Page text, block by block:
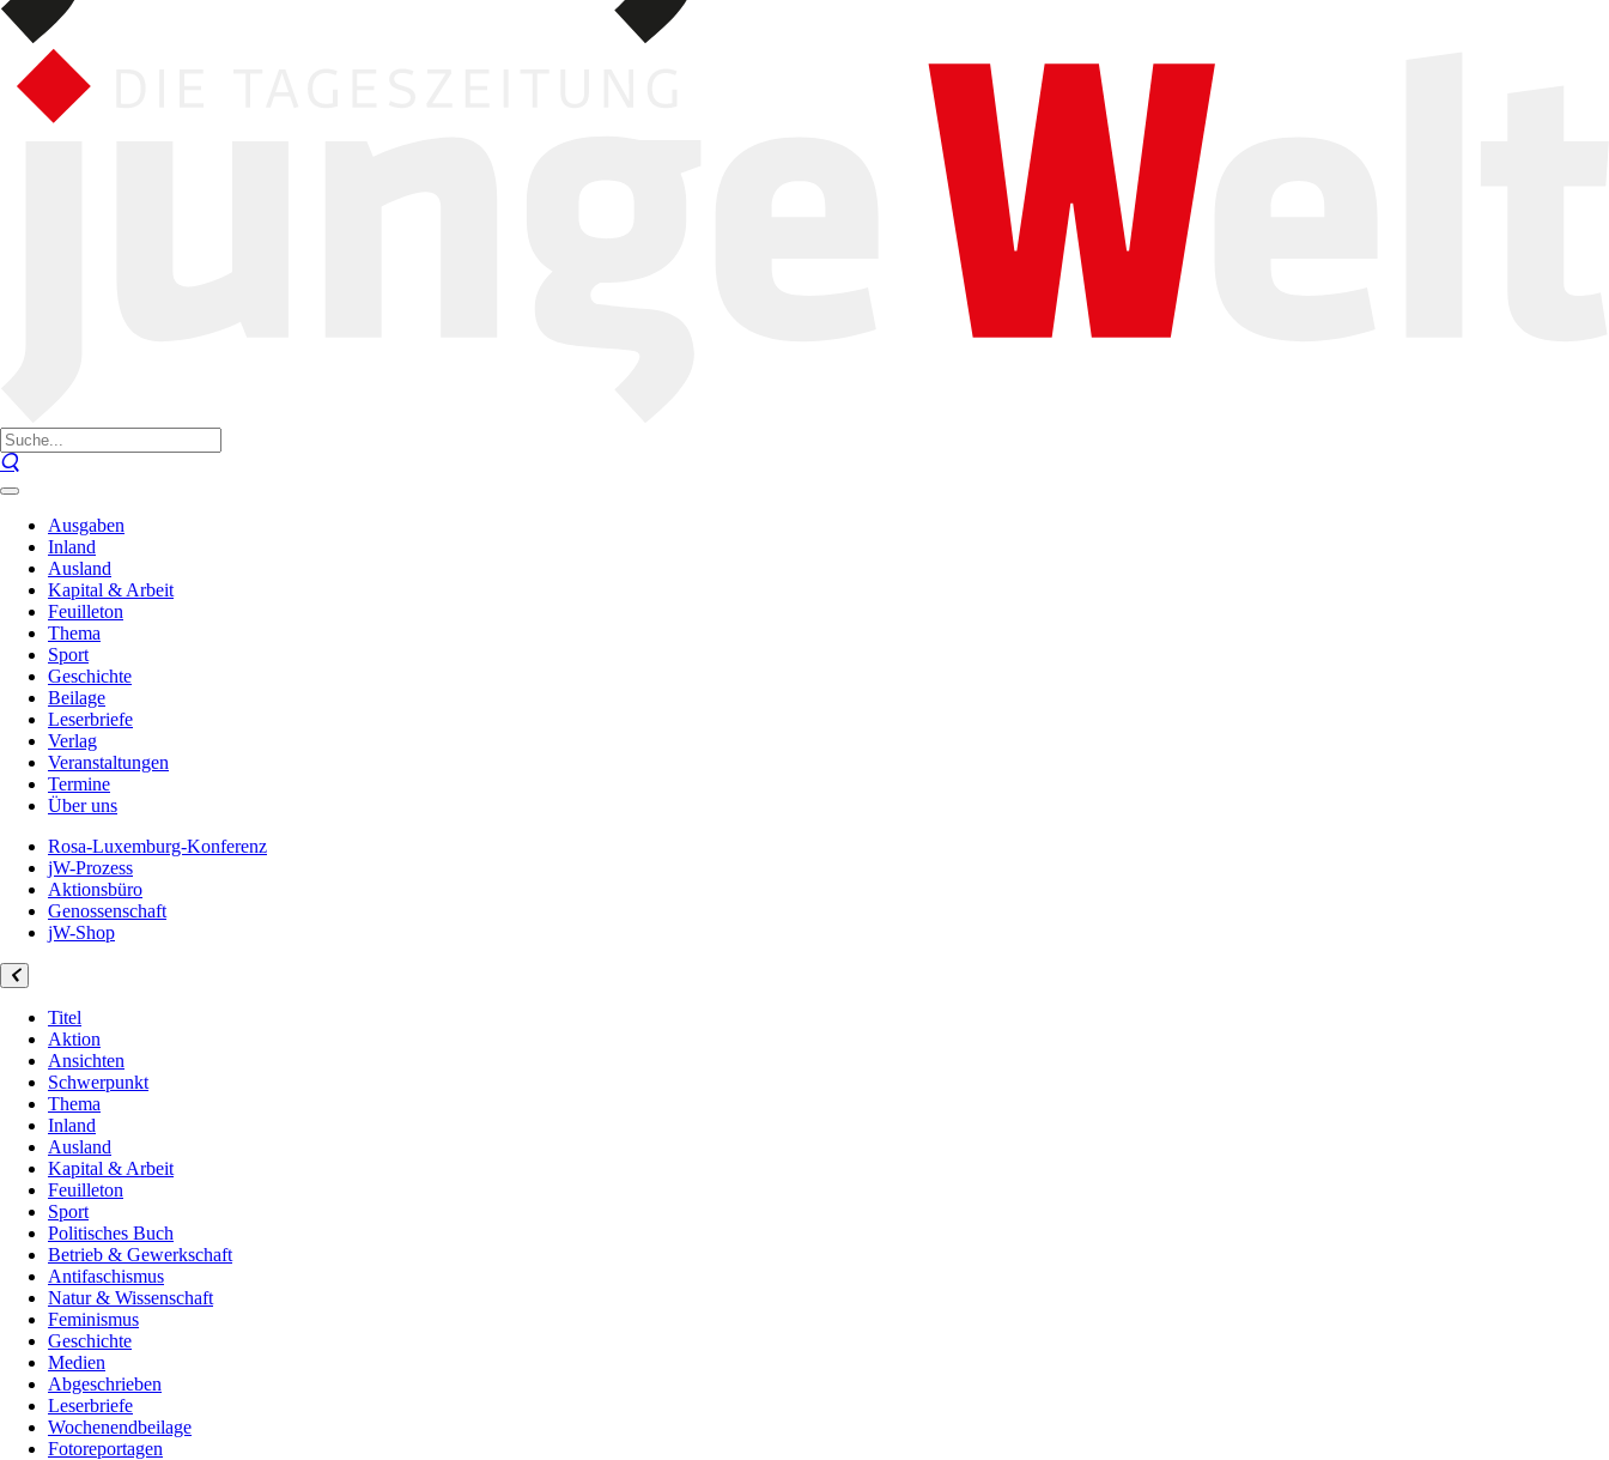
Ausgaben
Inland
Ausland
Kapital & Arbeit
Feuilleton
Thema
Sport
Geschichte
Beilage
Leserbriefe
Verlag
Veranstaltungen
Termine
Über uns
Rosa-Luxemburg-Konferenz
jW-Prozess
Aktionsbüro
Genossenschaft
jW-Shop
Titel
Aktion
Ansichten
Schwerpunkt
Thema
Inland
Ausland
Kapital & Arbeit
Feuilleton
Sport
Politisches Buch
Betrieb & Gewerkschaft
Antifaschismus
Natur & Wissenschaft
Feminismus
Geschichte
Medien
Abgeschrieben
Leserbriefe
Wochenendbeilage
Fotoreportagen